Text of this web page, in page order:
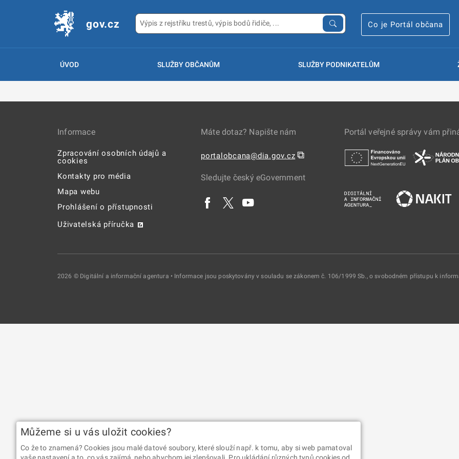
gov.cz Co je Portál občana
ÚVOD SLUŽBY OBČANŮM SLUŽBY PODNIKATELŮM
Informace
Zpracování osobních údajů a
cookies
Kontakty pro média
Mapa webu
Prohlášení o přístupnosti
Uživatelská příručka
Máte dotaz? Napište nám
portalobcana@dia.gov.cz ⧉
Sledujte český eGovernment
Portál veřejné správy vám
2026 © Digitální a informační agentura • Informace jsou poskytovány v souladu se zákonem č. 106/1999 Sb., o svobodném přístupu k
Můžeme si u vás uložit cookies?
Co že to znamená? Cookies jsou malé datové soubory, které slouží např. k tomu, aby si web pamatoval